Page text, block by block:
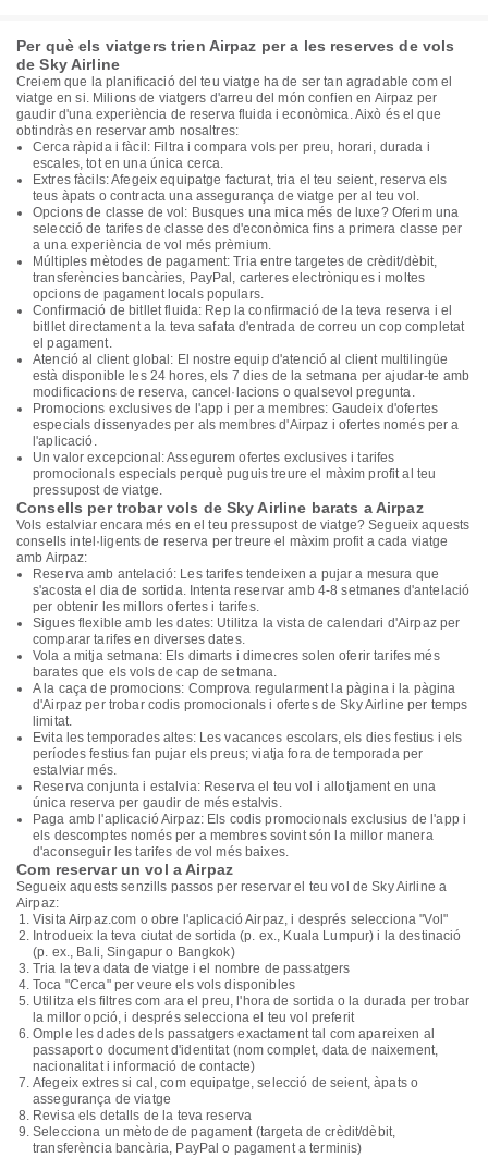
Per què els viatgers trien Airpaz per a les reserves de vols
de Sky Airline
Creiem que la planificació del teu viatge ha de ser tan agradable com el
viatge en si. Milions de viatgers d'arreu del món confien en Airpaz per
gaudir d'una experiència de reserva fluida i econòmica. Això és el que
obtindràs en reservar amb nosaltres:
Cerca ràpida i fàcil: Filtra i compara vols per preu, horari, durada i
escales, tot en una única cerca.
Extres fàcils: Afegeix equipatge facturat, tria el teu seient, reserva els
teus àpats o contracta una assegurança de viatge per al teu vol.
Opcions de classe de vol: Busques una mica més de luxe? Oferim una
selecció de tarifes de classe des d'econòmica fins a primera classe per
a una experiència de vol més prèmium.
Múltiples mètodes de pagament: Tria entre targetes de crèdit/dèbit,
transferències bancàries, PayPal, carteres electròniques i moltes
opcions de pagament locals populars.
Confirmació de bitllet fluida: Rep la confirmació de la teva reserva i el
bitllet directament a la teva safata d'entrada de correu un cop completat
el pagament.
Atenció al client global: El nostre equip d'atenció al client multilingüe
està disponible les 24 hores, els 7 dies de la setmana per ajudar-te amb
modificacions de reserva, cancel·lacions o qualsevol pregunta.
Promocions exclusives de l'app i per a membres: Gaudeix d'ofertes
especials dissenyades per als membres d'Airpaz i ofertes només per a
l'aplicació.
Un valor excepcional: Assegurem ofertes exclusives i tarifes
promocionals especials perquè puguis treure el màxim profit al teu
pressupost de viatge.
Consells per trobar vols de Sky Airline barats a Airpaz
Vols estalviar encara més en el teu pressupost de viatge? Segueix aquests
consells intel·ligents de reserva per treure el màxim profit a cada viatge
amb Airpaz:
Reserva amb antelació: Les tarifes tendeixen a pujar a mesura que
s'acosta el dia de sortida. Intenta reservar amb 4-8 setmanes d'antelació
per obtenir les millors ofertes i tarifes.
Sigues flexible amb les dates: Utilitza la vista de calendari d'Airpaz per
comparar tarifes en diverses dates.
Vola a mitja setmana: Els dimarts i dimecres solen oferir tarifes més
barates que els vols de cap de setmana.
A la caça de promocions: Comprova regularment la pàgina i la pàgina
d'Airpaz per trobar codis promocionals i ofertes de Sky Airline per temps
limitat.
Evita les temporades altes: Les vacances escolars, els dies festius i els
períodes festius fan pujar els preus; viatja fora de temporada per
estalviar més.
Reserva conjunta i estalvia: Reserva el teu vol i allotjament en una
única reserva per gaudir de més estalvis.
Paga amb l'aplicació Airpaz: Els codis promocionals exclusius de l'app i
els descomptes només per a membres sovint són la millor manera
d'aconseguir les tarifes de vol més baixes.
Com reservar un vol a Airpaz
Segueix aquests senzills passos per reservar el teu vol de Sky Airline a
Airpaz:
Visita Airpaz.com o obre l'aplicació Airpaz, i després selecciona "Vol"
Introdueix la teva ciutat de sortida (p. ex., Kuala Lumpur) i la destinació
(p. ex., Bali, Singapur o Bangkok)
Tria la teva data de viatge i el nombre de passatgers
Toca "Cerca" per veure els vols disponibles
Utilitza els filtres com ara el preu, l'hora de sortida o la durada per trobar
la millor opció, i després selecciona el teu vol preferit
Omple les dades dels passatgers exactament tal com apareixen al
passaport o document d'identitat (nom complet, data de naixement,
nacionalitat i informació de contacte)
Afegeix extres si cal, com equipatge, selecció de seient, àpats o
assegurança de viatge
Revisa els detalls de la teva reserva
Selecciona un mètode de pagament (targeta de crèdit/dèbit,
transferència bancària, PayPal o pagament a terminis)